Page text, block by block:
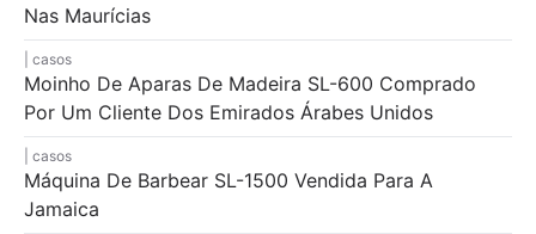
Nas Maurícias
casos
Moinho De Aparas De Madeira SL-600 Comprado
Por Um Cliente Dos Emirados Árabes Unidos
casos
Máquina De Barbear SL-1500 Vendida Para A
Jamaica